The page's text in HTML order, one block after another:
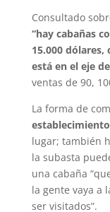
Consultado
“hay cabañas
15.000
está en el eje
ventas de 90,
La forma de
establecimiento
lugar; también
la subasta
una cabaña
la gente vaya a
ser visitados”.